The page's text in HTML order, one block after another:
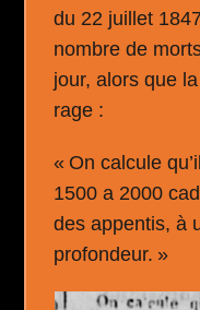
du 22 juillet
nombre de
jour, alors que
rage :
« On calcule
1500 a 2000
des appentis, à
profondeur. »